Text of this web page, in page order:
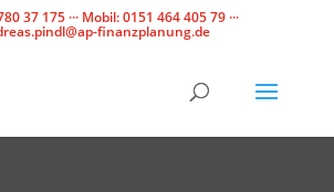
37 175 ··· Mobil: 0151 464 405 79 ···
finanzplanung.de